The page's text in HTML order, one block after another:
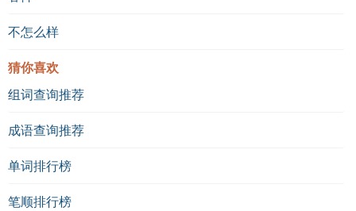
不怎么样
猜你喜欢
组词查询推荐
成语查询推荐
单词排行榜
笔顺排行榜